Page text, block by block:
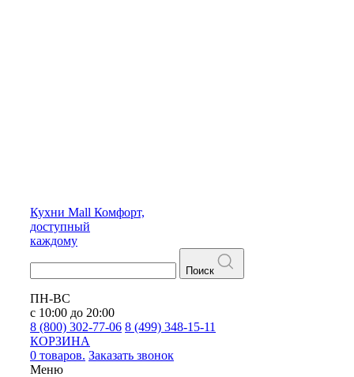
Кухни Mall Комфорт,
доступный
каждому
Поиск
ПН-ВС
с 10:00 до 20:00
8 (800) 302-77-06 8 (499) 348-15-11
КОРЗИНА
0 товаров. Заказать звонок
Меню